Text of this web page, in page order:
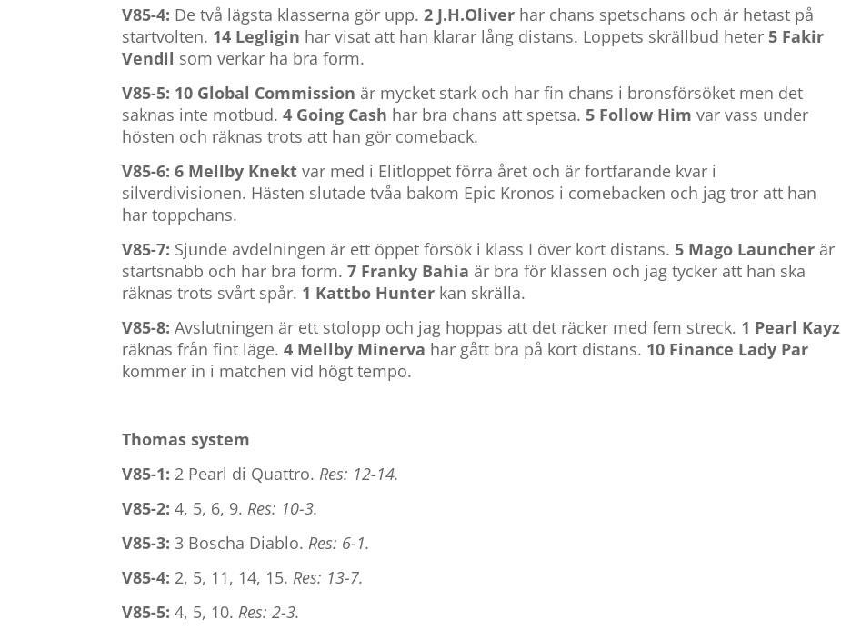
V85-4: De två lägsta klasserna gör upp.2 J.H.Oliver har chans spetschans och är hetast på
startvolten. 14 Legligin har visat att han klarar lång distans. Loppets skrällbud heter 5 Fakir
Vendil som verkar ha bra form.
V85-5: 10 Global Commission är mycket stark och har fin chans i bronsförsöket men det
saknas inte motbud.4 Going Cash har bra chans att spetsa. 5 Follow Him var vass under
hösten och räknas trots att han gör comeback.
V85-6: 6 Mellby Knekt var med i Elitloppet förra året och är fortfarande kvar i
silverdivisionen. Hästen slutade tvåa bakom Epic Kronos i comebacken och jag tror att han
har toppchans.
V85-7: Sjunde avdelningen är ett öppet försök i klass I över kort distans. 5 Mago Launcher är
startsnabb och har bra form.7 Franky Bahia är bra för klassen och jag tycker att han ska
räknas trots svårt spår. 1 Kattbo Hunter kan skrälla.
V85-8: Avslutningen är ett stolopp och jag hoppas att det räcker med fem streck. 1 Pearl Kayz
räknas från fint läge.4 Mellby Minerva har gått bra på kort distans. 10 Finance Lady Par
kommer in i matchen vid högt tempo.
Thomas system
V85-1: 2 Pearl di Quattro. Res: 12-14.
V85-2: 4, 5, 6, 9. Res: 10-3.
V85-3: 3 Boscha Diablo. Res: 6-1.
V85-4: 2, 5, 11, 14, 15. Res: 13-7.
V85-5: 4, 5, 10. Res: 2-3.